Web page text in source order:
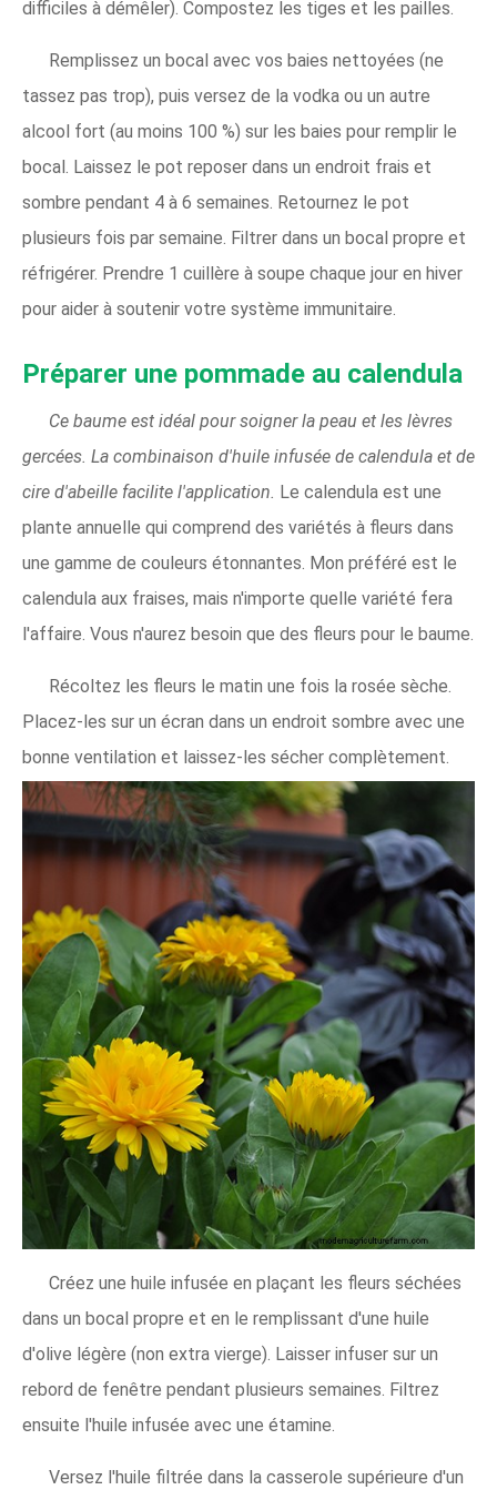
difficiles à démêler). Compostez les tiges et les pailles.
Remplissez un bocal avec vos baies nettoyées (ne
tassez pas trop), puis versez de la vodka ou un autre
alcool fort (au moins 100 %) sur les baies pour remplir le
bocal. Laissez le pot reposer dans un endroit frais et
sombre pendant 4 à 6 semaines. Retournez le pot
plusieurs fois par semaine. Filtrer dans un bocal propre et
réfrigérer. Prendre 1 cuillère à soupe chaque jour en hiver
pour aider à soutenir votre système immunitaire.
Préparer une pommade au calendula
Ce baume est idéal pour soigner la peau et les lèvres
gercées. La combinaison d'huile infusée de calendula et de
cire d'abeille facilite l'application. Le calendula est une
plante annuelle qui comprend des variétés à fleurs dans
une gamme de couleurs étonnantes. Mon préféré est le
calendula aux fraises, mais n'importe quelle variété fera
l'affaire. Vous n'aurez besoin que des fleurs pour le baume.
Récoltez les fleurs le matin une fois la rosée sèche.
Placez-les sur un écran dans un endroit sombre avec une
bonne ventilation et laissez-les sécher complètement.
Créez une huile infusée en plaçant les fleurs séchées
dans un bocal propre et en le remplissant d'une huile
d'olive légère (non extra vierge). Laisser infuser sur un
rebord de fenêtre pendant plusieurs semaines. Filtrez
ensuite l'huile infusée avec une étamine.
Versez l'huile filtrée dans la casserole supérieure d'un